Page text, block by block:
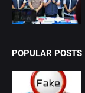
POPULAR POSTS